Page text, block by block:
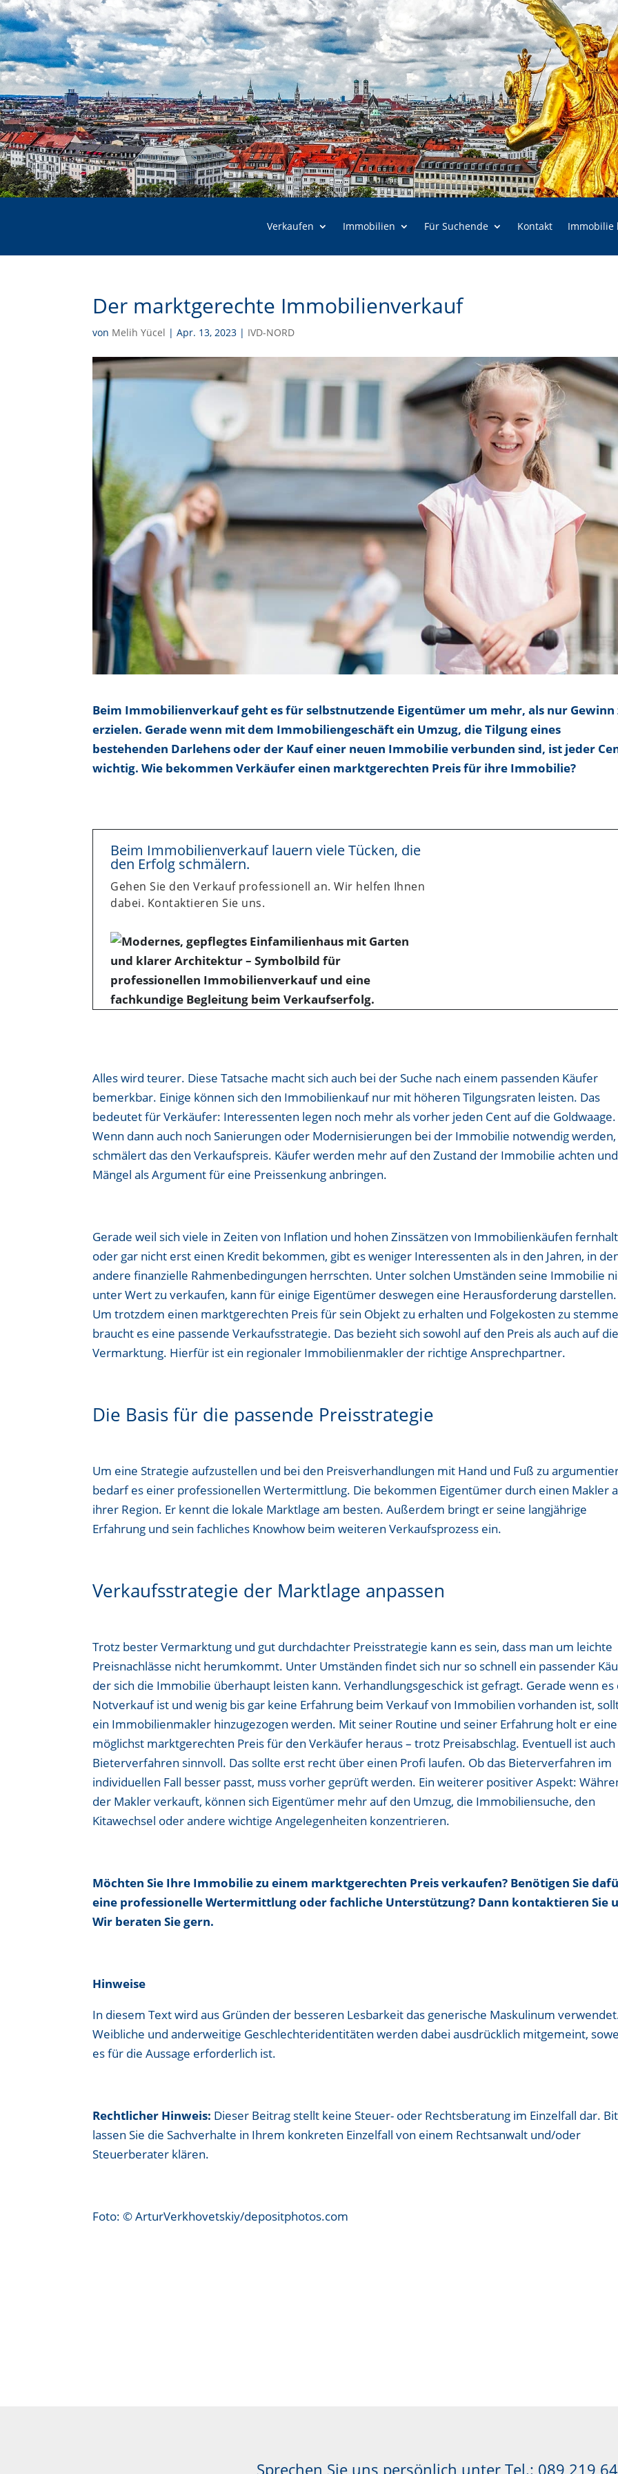
Verkaufen Immobilien Für Suchende Kontakt Immobilie
Der marktgerechte Immobilienverkauf
von Melih Yücel |Apr. 13, 2023 | IVD-NORD
Beim Immobilienverkauf geht es für selbstnutzende Eigentümer um mehr, als nur Gewinn
erzielen. Gerade wenn mit dem Immobiliengeschäft ein Umzug, die Tilgung eines
bestehenden Darlehens oder der Kauf einer neuen Immobilie verbunden sind, ist jeder
wichtig. Wie bekommen Verkäufer einen marktgerechten Preis für ihre Immobilie?
Beim Immobilienverkauf lauern viele Tücken, die
den Erfolg schmälern.
Gehen Sie den Verkauf professionell an. Wir helfen Ihnen
dabei. Kontaktieren Sie uns.
Alles wird teurer. Diese Tatsache macht sich auch bei der Suche nach einem passenden Käufer
bemerkbar. Einige können sich den Immobilienkauf nur mit höheren Tilgungsraten leisten. Das
bedeutet für Verkäufer: Interessenten legen noch mehr als vorher jeden Cent auf die Goldwaage.
Wenn dann auch noch Sanierungen oder Modernisierungen bei der Immobilie notwendig werden,
schmälert das den Verkaufspreis. Käufer werden mehr auf den Zustand der Immobilie achten und
Mängel als Argument für eine Preissenkung anbringen.
Gerade weil sich viele in Zeiten von Inflation und hohen Zinssätzen von Immobilienkäufen
oder gar nicht erst einen Kredit bekommen, gibt es weniger Interessenten als in den Jahren, in
andere finanzielle Rahmenbedingungen herrschten. Unter solchen Umständen seine Immobilie
unter Wert zu verkaufen, kann für einige Eigentümer deswegen eine Herausforderung darstellen.
Um trotzdem einen marktgerechten Preis für sein Objekt zu erhalten und Folgekosten zu
braucht es eine passende Verkaufsstrategie. Das bezieht sich sowohl auf den Preis als auch auf die
Vermarktung. Hierfür ist ein regionaler Immobilienmakler der richtige Ansprechpartner.
Die Basis für die passende Preisstrategie
Um eine Strategie aufzustellen und bei den Preisverhandlungen mit Hand und Fuß zu
bedarf es einer professionellen Wertermittlung. Die bekommen Eigentümer durch einen Makler
ihrer Region. Er kennt die lokale Marktlage am besten. Außerdem bringt er seine langjährige
Erfahrung und sein fachliches Knowhow beim weiteren Verkaufsprozess ein.
Verkaufsstrategie der Marktlage anpassen
Trotz bester Vermarktung und gut durchdachter Preisstrategie kann es sein, dass man um leichte
Preisnachlässe nicht herumkommt. Unter Umständen findet sich nur so schnell ein passender
der sich die Immobilie überhaupt leisten kann. Verhandlungsgeschick ist gefragt. Gerade wenn es
Notverkauf ist und wenig bis gar keine Erfahrung beim Verkauf von Immobilien vorhanden ist,
ein Immobilienmakler hinzugezogen werden. Mit seiner Routine und seiner Erfahrung holt er
möglichst marktgerechten Preis für den Verkäufer heraus – trotz Preisabschlag. Eventuell ist auch
Bieterverfahren sinnvoll. Das sollte erst recht über einen Profi laufen. Ob das Bieterverfahren im
individuellen Fall besser passt, muss vorher geprüft werden. Ein weiterer positiver Aspekt:
der Makler verkauft, können sich Eigentümer mehr auf den Umzug, die Immobiliensuche, den
Kitawechsel oder andere wichtige Angelegenheiten konzentrieren.
Möchten Sie Ihre Immobilie zu einem marktgerechten Preis verkaufen? Benötigen Sie
eine professionelle Wertermittlung oder fachliche Unterstützung? Dann kontaktieren Sie
Wir beraten Sie gern.
Hinweise
In diesem Text wird aus Gründen der besseren Lesbarkeit das generische Maskulinum
Weibliche und anderweitige Geschlechteridentitäten werden dabei ausdrücklich mitgemeint,
es für die Aussage erforderlich ist.
Rechtlicher Hinweis: Dieser Beitrag stellt keine Steuer- oder Rechtsberatung im Einzelfall dar.
lassen Sie die Sachverhalte in Ihrem konkreten Einzelfall von einem Rechtsanwalt und/oder
Steuerberater klären.
Foto: © ArturVerkhovetskiy/depositphotos.com
Sprechen Sie uns persönlich unter Tel.: 089 219